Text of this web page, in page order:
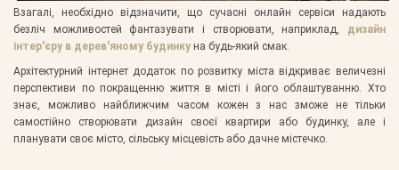
Взагалі, необхідно відзначити, що сучасні онлайн сервіси надають
безліч можливостей фантазувати і створювати, наприклад, дизайн
інтер'єру в дерев'яному будинку на будь-який смак.
Архітектурний інтернет додаток по розвитку міста відкриває величезні
перспективи по покращенню життя в місті і його облаштуванню. Хто
знає, можливо найближчим часом кожен з нас зможе не тільки
самостійно створювати дизайн своєї квартири або будинку, але і
планувати своє місто, сільську місцевість або дачне містечко.